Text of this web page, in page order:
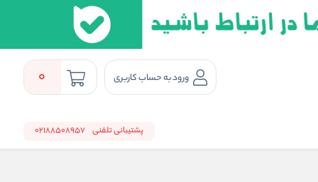
ورود به حساب کاربری 0
پشتیبانی تلفنی 02188508957